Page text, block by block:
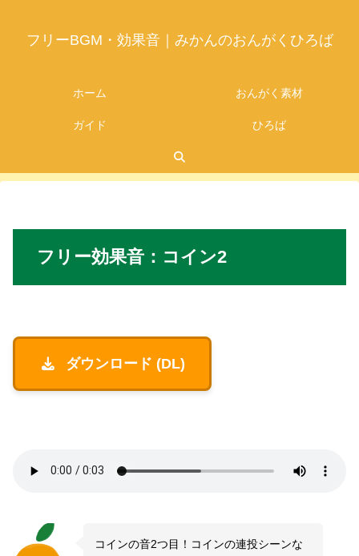
フリーBGM・効果音｜みかんのおんがくひろば
ホーム おんがく素材
ガイド ひろば
フリー効果音： コイン2
ダウンロード (DL)
コインの音2つ目！コインの連投シーンな